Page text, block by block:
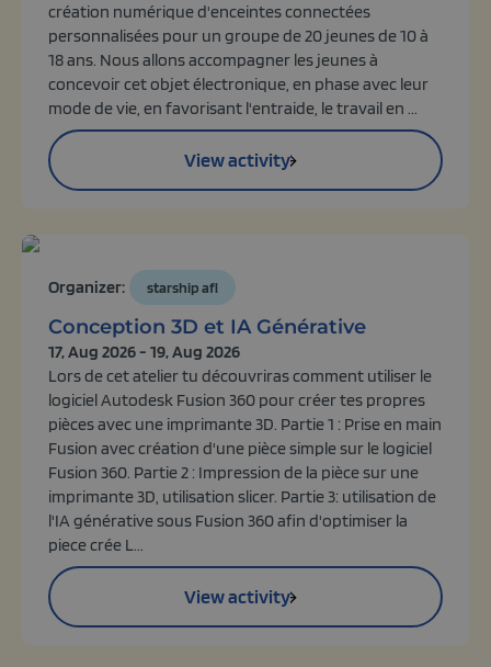
création numérique d'enceintes connectées
personnalisées pour un groupe de 20 jeunes de 10 à
18 ans. Nous allons accompagner les jeunes à
concevoir cet objet électronique, en phase avec leur
mode de vie, en favorisant l'entraide, le travail en ...
View activity
Organizer: starship afl
Conception 3D et IA Générative
17, Aug 2026 - 19, Aug 2026
Lors de cet atelier tu découvriras comment utiliser le
logiciel Autodesk Fusion 360 pour créer tes propres
pièces avec une imprimante 3D. Partie 1 : Prise en main
Fusion avec création d'une pièce simple sur le logiciel
Fusion 360. Partie 2 : Impression de la pièce sur une
imprimante 3D, utilisation slicer. Partie 3: utilisation de
l'IA générative sous Fusion 360 afin d'optimiser la
piece crée L...
View activity